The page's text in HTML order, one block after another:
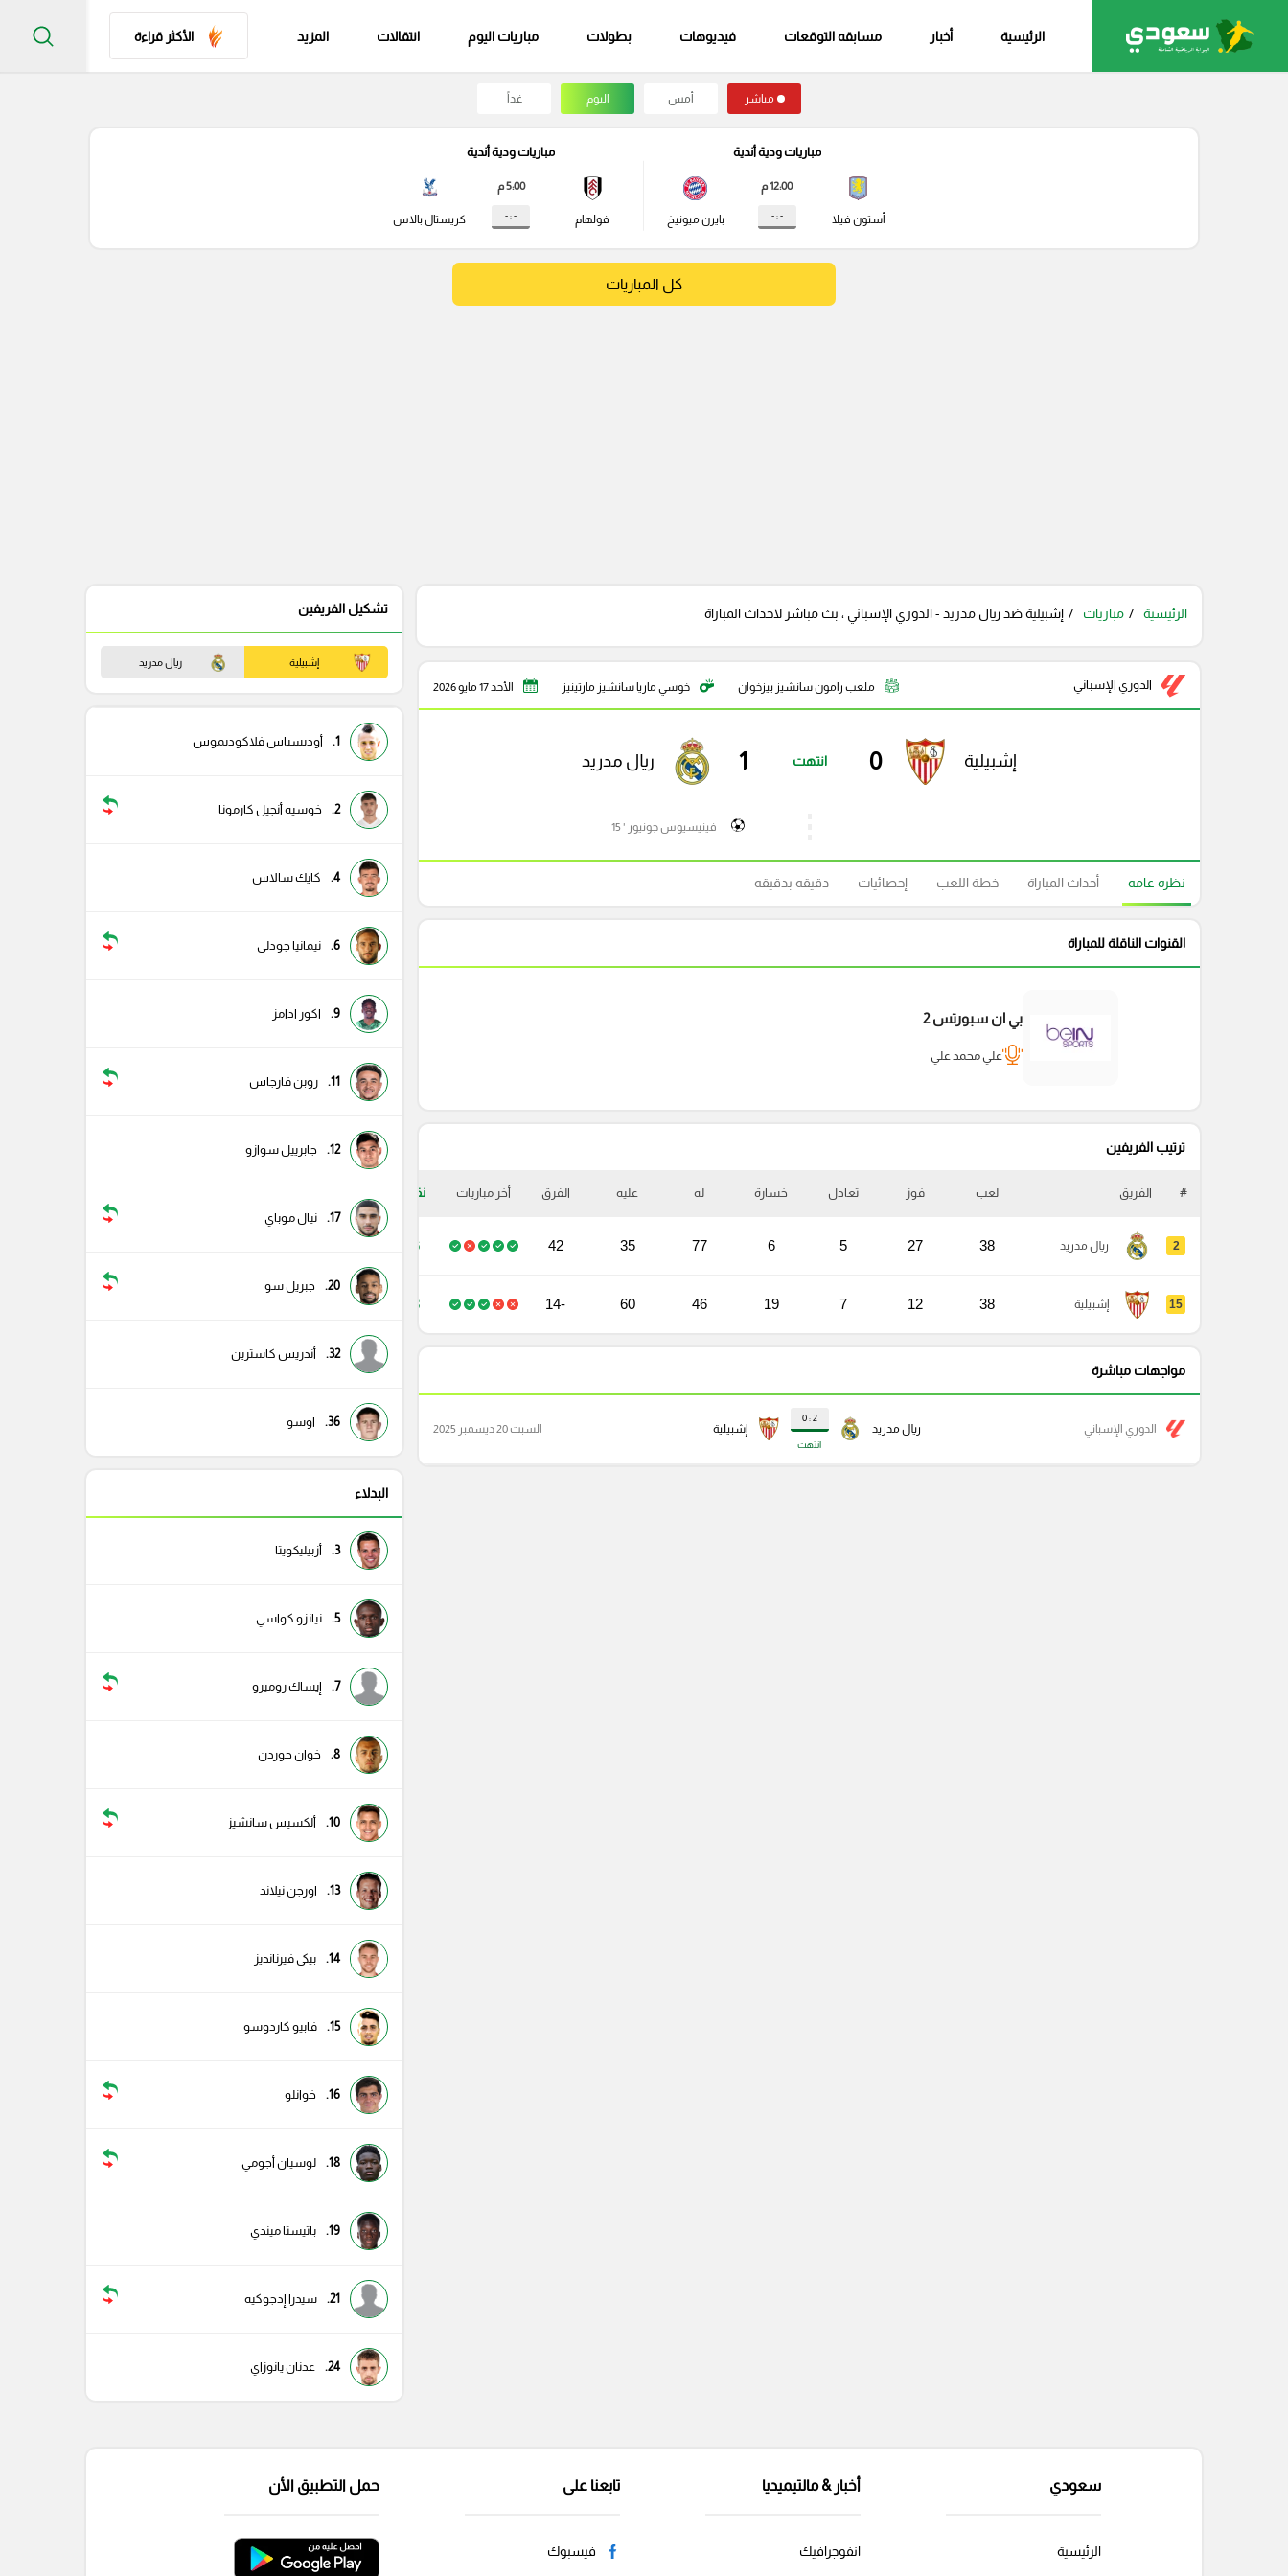
الرئيسية أخبار مسابقه التوقعات فيديوهات بطولات مباريات اليوم انتقالات المزيد الأكثر قراءة
مباشر أمس اليوم غداً
مباريات ودية أندية
أستون فيلا
12:00 م
- : - بايرن ميونيخ
مباريات ودية أندية
فولهام
5:00 م
- : - كريستال بالاس
كل المباريات
الرئيسية مباريات إشبيلية ضد ريال مدريد - الدوري الإسباني ، بث مباشر لاحداث المباراة
الدوري الإسباني ملعب رامون سانشيز بيزخوان خوسي ماريا سانشيز مارتينيز الأحد 17 مايو 2026
إشبيلية 0 انتهت 1 ريال مدريد
فينيسيوس جونيور ' 15
نظره عامه أحداث المباراة خطة اللعب إحصائيات دقيقه بدقيقه
القنوات الناقلة للمباراة
بي ان سبورتس 2
علي محمد علي
ترتيب الفريفين
# الفريق لعب فوز تعادل خسارة له عليه الفرق أخر مباريات نقاط
2 ريال مدريد 38
27
5
6
77
35
42
86
15 إشبيلية 38
12
7
19
46
60
-14
43
مواجهات مباشرة
ريال مدريد
2 : 0
انتهت
إشبيلية الدوري الإسباني السبت 20 ديسمبر 2025
تشكيل الفريفين
إشبيلية ريال مدريد
1. أوديسياس فلاكوديموس
2. خوسيه أنجيل كارمونا
4. كايك سالاس
6. نيمانيا جودلي
9. اكور ادامز
11. روبن فارجاس
12. جابرييل سوازو
17. نيال موباي
20. جبريل سو
32. أندريس كاسترين
36. اوسو
البدلاء
3. أزبيليكويتا
5. نيانزو كواسي
7. إيساك روميرو
8. خوان جوردن
10. ألكسيس سانشيز
13. اورجن نيلاند
14. بيكي فيرنانديز
15. فابيو كاردوسو
16. خوانلو
18. لوسيان أجومي
19. باتيستا ميندي
21. سيدرا إدجوكيه
24. عدنان يانوزاي
سعودي
الرئيسية
أخبار & مالتيميديا
انفوجرافيك
تابعنا على
فيسبوك
حمل التطبيق الأن